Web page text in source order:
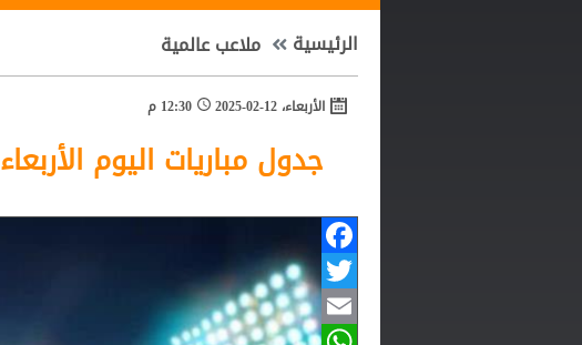
الرئيسية ملاعب عالمية
الأربعاء، 12-02-2025 12:30 م
جدول مباريات اليوم الأربعاء 12 فبراير 2025 والقنوات الناقلة
Facebook
Twitter
Email
WhatsApp